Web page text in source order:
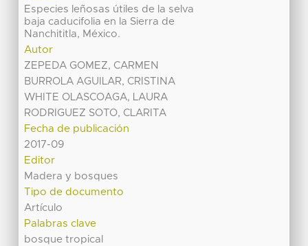
Especies leñosas útiles de la selva
baja caducifolia en la Sierra de
Nanchititla, México.
Autor
ZEPEDA GOMEZ, CARMEN
BURROLA AGUILAR, CRISTINA
WHITE OLASCOAGA, LAURA
RODRIGUEZ SOTO, CLARITA
Fecha de publicación
2017-09
Editor
Madera y bosques
Tipo de documento
Artículo
Palabras clave
bosque tropical